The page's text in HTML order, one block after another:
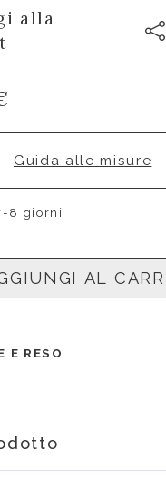
alla
Guida alle misure
8 giorni
AL
E RESO